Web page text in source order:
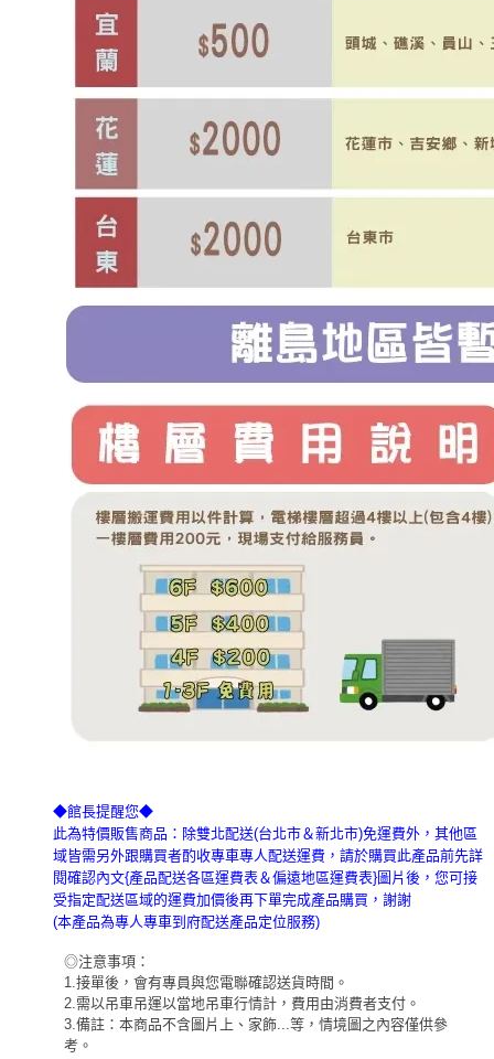
◆館長提醒您◆
此為特價販售商品：除雙北配送(台北市＆新北市)免運費外，其他區
域皆需另外跟購買者酌收專車專人配送運費，請於購買此產品前先詳
閱確認內文{產品配送各區運費表＆偏遠地區運費表}圖片後，您可接
受指定配送區域的運費加價後再下單完成產品購買，謝謝
(本產品為專人專車到府配送產品定位服務)
◎注意事項：
1.接單後，會有專員與您電聯確認送貨時間。
2.需以吊車吊運以當地吊車行情計，費用由消費者支付。
3.備註：本商品不含圖片上、家飾...等，情境圖之內容僅供參
考。